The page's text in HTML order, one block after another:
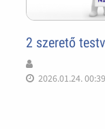
2 szerető
2026.01.24. 00:39